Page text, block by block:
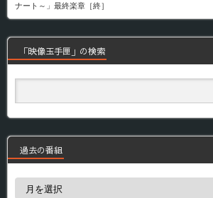
ナート～」最終楽章［終］
「映像玉手匣」の検索
過去の番組
過